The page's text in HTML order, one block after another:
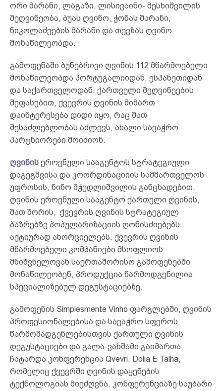
ორი მარანი, ლაგაზი, ლისივაინი- მესხიშვილის
მეღვინეობა, ბუას ღვინო, ჭონას მარანი,
ნიკოლაძეების მარანი და თევზას ღვინო
მონაწილეობდა.
გამოფენაში ბუნებრივი ღვინის 112 მწარმოებელი
მონაწილეობდა პორტუგალიიდან, ესპანეთიდან
და საქართველოდან. ქართველი მეღვინეების
შეფასებით, ქვევრის ღვინის მიმართ
დაინტერესება დიდი იყო, რაც მათ
შესაძლებლობას აძლევს, ახალი სავაჭრო
პარტნიორები მოიძიონ.
ღვინის ეროვნული სააგენტოს სტრატეგიული
დაგეგმვისა და კოორდინაციიის სამმართველოს
უფროსის, ნინო მჭედლიშვილის განცხადებით,
ღვინის ეროვნული სააგენტო ქართული ღვინის,
მათ შორის, ქვევრის ღვინის სტრატეგიულ
ბაზრებზე პოპულარიზაციის ღონისძიებებს
აქტიურად ახორციელებს. ქვევრის ღვინის
მწარმოებელი კომპანიები მსოფლიოს
მნიშვნელოვან საერთაშორისო გამოფენებში
მონაწილეობენ, პროდუქცია წარმოდგენილია
სპეციალიზებულ დეგუსტაციებზე.
გამოფენის Simplesmente Vinho ფარგლებში, ღვინის
პროფესიონალებისა და სავაჭრო სფეროს
წარმომადგენლებისთვის ქართული ღვინის
დეგუსტაციები და გალა-ვახშამი გაიმართა;
ჩატარდა კონფერენცია Qvevri, Dolia E Talha,
რომელიც ქვევრში ღვინის დაყენების
ტექნოლოგიას მიეძღვნა. კონფერენციაზე საუბარი